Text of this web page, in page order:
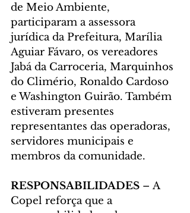
de Meio Ambiente,
participaram a assessora
jurídica da Prefeitura, Marília
Aguiar Fávaro, os vereadores
Jabá da Carroceria, Marquinhos
do Climério, Ronaldo Cardoso
e Washington Guirão. Também
estiveram presentes
representantes das operadoras,
servidores municipais e
membros da comunidade.
RESPONSABILIDADES – A
Copel reforça que a